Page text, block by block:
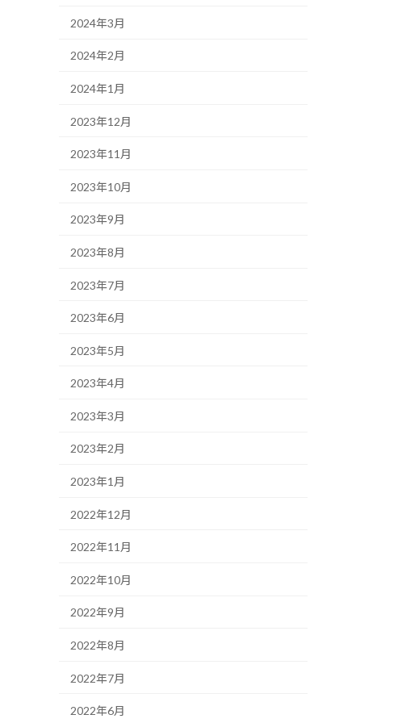
2024年3月
2024年2月
2024年1月
2023年12月
2023年11月
2023年10月
2023年9月
2023年8月
2023年7月
2023年6月
2023年5月
2023年4月
2023年3月
2023年2月
2023年1月
2022年12月
2022年11月
2022年10月
2022年9月
2022年8月
2022年7月
2022年6月